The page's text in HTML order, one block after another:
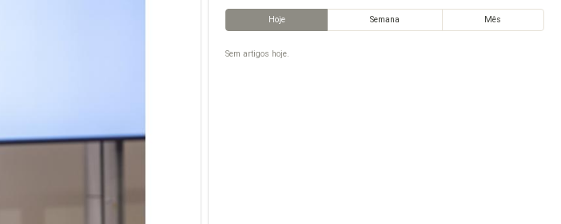
Hoje Semana Mês
Sem artigos hoje.